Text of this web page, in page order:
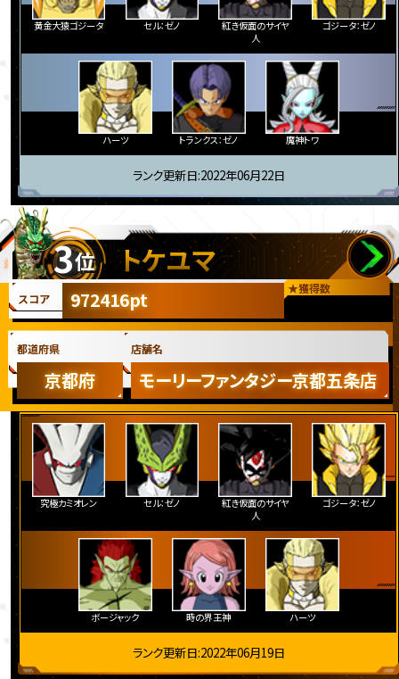
黄金大猿ゴジータ セル：ゼノ
紅き仮面のサイヤ
人
ゴジータ：ゼノ
ハーツ トランクス：ゼノ 魔神トワ
ランク更新日:2022年06月22日
3位 トケユマ
★獲得数
スコア 972416pt
都道府県
京都府
店舗名
モーリーファンタジー京都五条店
究極カミオレン セル：ゼノ
紅き仮面のサイヤ
人
ゴジータ：ゼノ
ボージャック 時の界王神 ハーツ
ランク更新日:2022年06月19日